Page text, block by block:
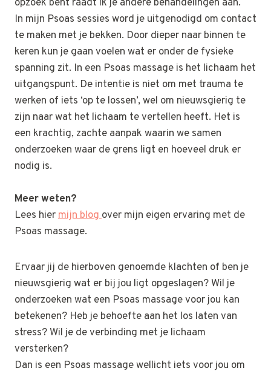
opzoek bent raadt ik je andere behandelingen aan.
In mijn Psoas sessies word je uitgenodigd om contact
te maken met je bekken. Door dieper naar binnen te
keren kun je gaan voelen wat er onder de fysieke
spanning zit. In een Psoas massage is het lichaam het
uitgangspunt. De intentie is niet om met trauma te
werken of iets ‘op te lossen’, wel om nieuwsgierig te
zijn naar wat het lichaam te vertellen heeft. Het is
een krachtig, zachte aanpak waarin we samen
onderzoeken waar de grens ligt en hoeveel druk er
nodig is.
Meer weten?
Lees hiermijn blogover mijn eigen ervaring met de
Psoas massage.
Ervaar jij de hierboven genoemde klachten of ben je
nieuwsgierig wat er bij jou ligt opgeslagen? Wil je
onderzoeken wat een Psoas massage voor jou kan
betekenen? Heb je behoefte aan het los laten van
stress? Wil je de verbinding met je lichaam
versterken?
Dan is een Psoas massage wellicht iets voor jou om